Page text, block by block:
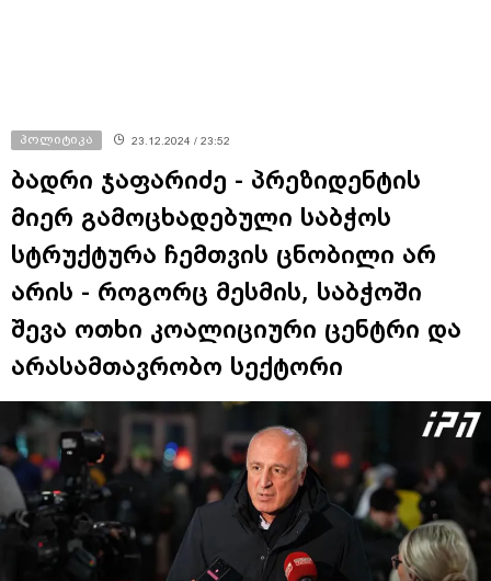
პოლიტიკა 23.12.2024 / 23:52
ბადრი ჯაფარიძე - პრეზიდენტის
მიერ გამოცხადებული საბჭოს
სტრუქტურა ჩემთვის ცნობილი არ
არის - როგორც მესმის, საბჭოში
შევა ოთხი კოალიციური ცენტრი და
არასამთავრობო სექტორი